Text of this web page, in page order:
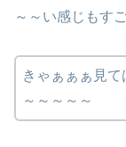
～～い感じもす
きゃぁぁぁ見
～～～～～